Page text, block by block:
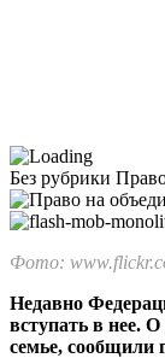
Без рубрики
Фото:
Недавно
всту­пать в нее.
семье, со­общили